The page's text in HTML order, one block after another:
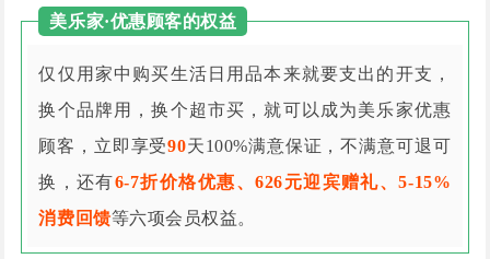
美乐家·优惠顾客的权益
仅仅用家中购买生活日用品本来就要支出的开支，
换个品牌用，换个超市买，就可以成为美乐家优惠
顾客，立即享受90天100%满意保证，不满意可退可
换，还有6-7折价格优惠、626元迎宾赠礼、5-15%
消费回馈等六项会员权益。